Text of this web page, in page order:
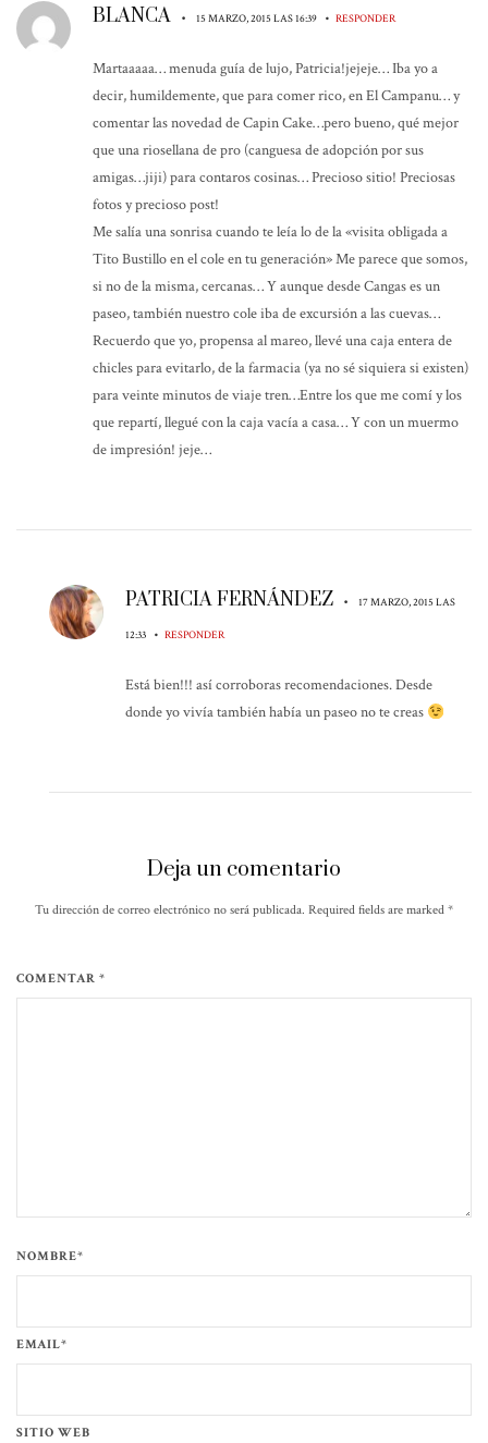
BLANCA • 15 MARZO, 2015 LAS 16:39 • RESPONDER
Martaaaaa… menuda guía de lujo, Patricia!jejeje… Iba yo a
decir, humildemente, que para comer rico, en El Campanu… y
comentar las novedad de Capin Cake…pero bueno, qué mejor
que una riosellana de pro (canguesa de adopción por sus
amigas…jiji) para contaros cosinas… Precioso sitio! Preciosas
fotos y precioso post!
Me salía una sonrisa cuando te leía lo de la «visita obligada a
Tito Bustillo en el cole en tu generación» Me parece que somos,
si no de la misma, cercanas… Y aunque desde Cangas es un
paseo, también nuestro cole iba de excursión a las cuevas…
Recuerdo que yo, propensa al mareo, llevé una caja entera de
chicles para evitarlo, de la farmacia (ya no sé siquiera si existen)
para veinte minutos de viaje tren…Entre los que me comí y los
que repartí, llegué con la caja vacía a casa… Y con un muermo
de impresión! jeje…
PATRICIA FERNÁNDEZ • 17 MARZO, 2015 LAS
12:33 • RESPONDER
Está bien!!! así corroboras recomendaciones. Desde
donde yo vivía también había un paseo no te creas
Deja un comentario
Tu dirección de correo electrónico no será publicada. Required fields are marked *
COMENTAR *
NOMBRE*
EMAIL*
SITIO WEB